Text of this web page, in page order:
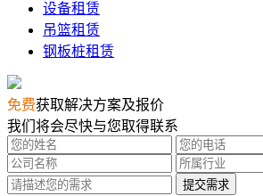
设备租赁
吊篮租赁
钢板桩租赁
免费获取解决方案及报价
我们将会尽快与您取得联系
提交需求